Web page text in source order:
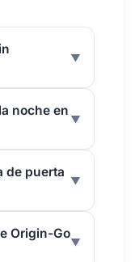
▼
noche en
▼
de puerta
▼
Origin-Go
▼